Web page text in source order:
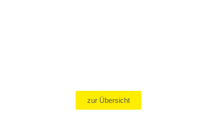
zur Übersicht